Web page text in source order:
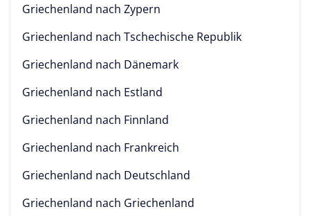
Griechenland nach Zypern
Griechenland nach Tschechische Republik
Griechenland nach Dänemark
Griechenland nach Estland
Griechenland nach Finnland
Griechenland nach Frankreich
Griechenland nach Deutschland
Griechenland nach Griechenland